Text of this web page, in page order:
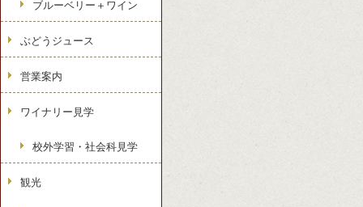
ブルーベリー＋ワイン
ぶどうジュース
営業案内
ワイナリー見学
校外学習・社会科見学
観光